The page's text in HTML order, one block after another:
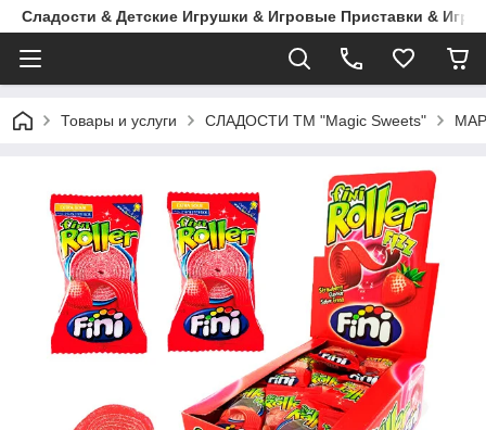
Сладости & Детские Игрушки & Игровые Приставки & Игры
Товары и услуги СЛАДОСТИ ТМ "Magic Sweets"